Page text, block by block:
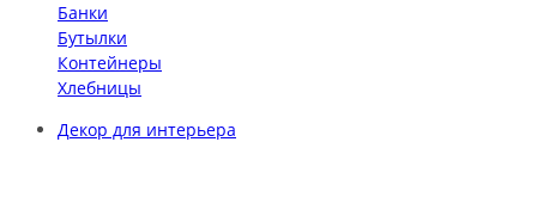
Банки
Бутылки
Контейнеры
Хлебницы
Декор для интерьера